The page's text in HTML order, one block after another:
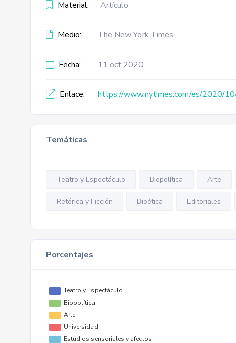
Material: Artículo
Medio: The New York Times
Fecha: 11 oct 2020
Enlace: https://www.nytimes.com/es/2020/
Temáticas
Teatro y Espectáculo Biopolítica Arte
Retórica y Ficción Bioética Editoriales
Porcentajes